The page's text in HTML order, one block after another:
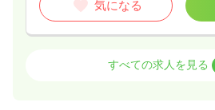
気になる
オペ室(手術室)正・准看護師
すべての求人を見る